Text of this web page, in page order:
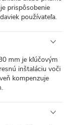
prispôsobenie
používateľa.
mm je kľúčovým
inštaláciu voči
kompenzuje